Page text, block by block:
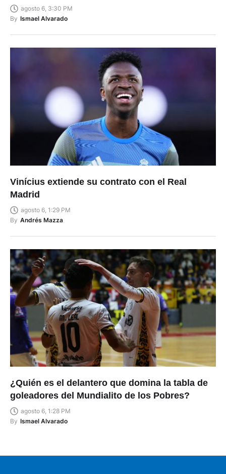
agosto 6, 3:30 PM
By Ismael Alvarado
Vinícius extiende su contrato con el Real
Madrid
agosto 6, 1:29 PM
By Andrés Mazza
¿Quién es el delantero que domina la tabla de
goleadores del Mundialito de los Pobres?
agosto 6, 1:28 PM
By Ismael Alvarado